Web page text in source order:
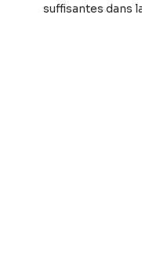
suffisantes dans